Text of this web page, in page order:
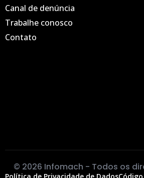
Canal de denúncia
Trabalhe conosco
Contato
© 2026 Infomach - Todos os